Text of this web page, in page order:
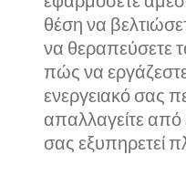
θέση να
να θεραπεύσετε
πώς να
ενεργειακό σας
απαλλαγείτε
σας εξυπηρετεί